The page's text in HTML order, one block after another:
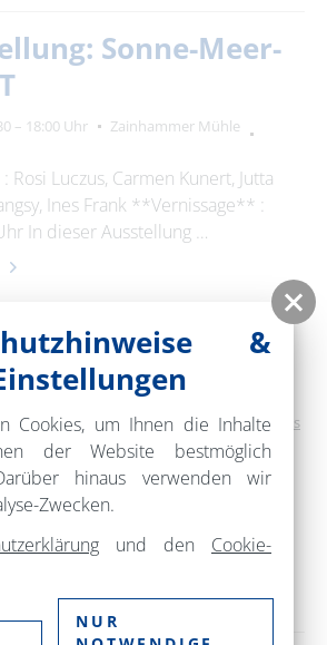
Sonne-Meer-
– 18:00 Uhr
Zainhammer Mühle
Luczus, Carmen Kunert, Jutta
Ines Frank **Vernissage** :
In dieser Ausstellung …
- 2.
Konzert
– 17:00 Uhr Kloster Chorin
Klassisches
_2. Choriner Europa-Konzert
Orchester Szczecin_
• Dirigent Mieczysław Karłowicz •
Mieczysław …
&
Cookies, um Ihnen die Inhalte
der Website bestmöglich
hinaus verwenden wir
Zwecken.
und den Cookie-
NUR